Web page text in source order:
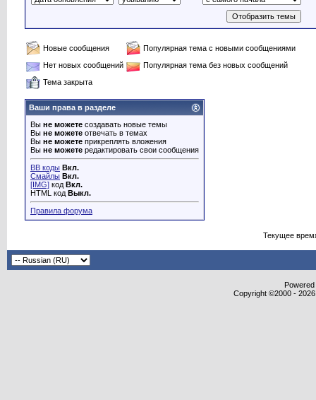
Новые сообщения
Популярная тема с новыми сообщениями
Нет новых сообщений
Популярная тема без новых сообщений
Тема закрыта
Ваши права в разделе
Вы не можете создавать новые темы
Вы не можете отвечать в темах
Вы не можете прикреплять вложения
Вы не можете редактировать свои сообщения
BB коды Вкл.
Смайлы Вкл.
[IMG] код Вкл.
HTML код Выкл.
Правила форума
Текущее
Copyright ©2000 -